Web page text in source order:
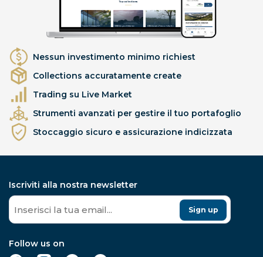
Nessun investimento minimo richiest
Collections accuratamente create
Trading su Live Market
Strumenti avanzati per gestire il tuo portafoglio
Stoccaggio sicuro e assicurazione indicizzata
Iscriviti alla nostra newsletter
Sign up
Follow us on